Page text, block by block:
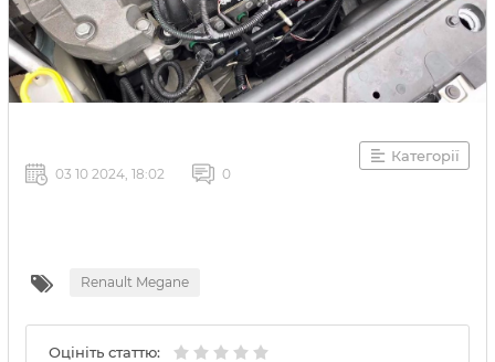
Категорії
03 10 2024, 18:02 0
Renault Megane
Оцініть статтю: